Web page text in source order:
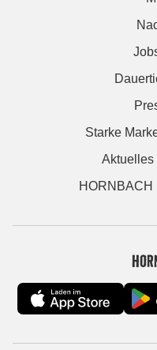
Starke
Aktuelles
HORNBACH